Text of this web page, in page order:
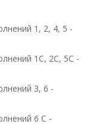
1, 2, 4, 5 -
1С, 2С, 5С -
3, 6 -
6 С -